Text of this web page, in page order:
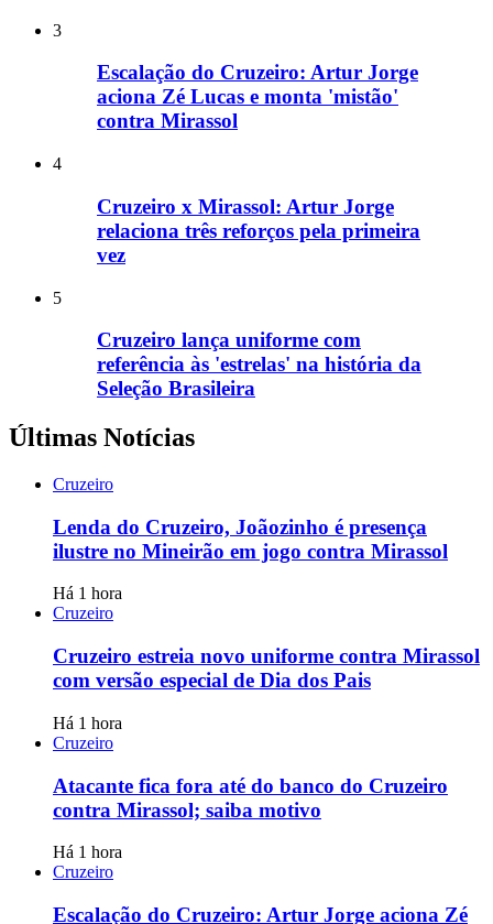
3
Escalação do Cruzeiro: Artur Jorge
aciona Zé Lucas e monta 'mistão'
contra Mirassol
4
Cruzeiro x Mirassol: Artur Jorge
relaciona três reforços pela primeira
vez
5
Cruzeiro lança uniforme com
referência às 'estrelas' na história da
Seleção Brasileira
Últimas Notícias
Cruzeiro
Lenda do Cruzeiro, Joãozinho é presença
ilustre no Mineirão em jogo contra Mirassol
Há 1 hora
Cruzeiro
Cruzeiro estreia novo uniforme contra Mirassol
com versão especial de Dia dos Pais
Há 1 hora
Cruzeiro
Atacante fica fora até do banco do Cruzeiro
contra Mirassol; saiba motivo
Há 1 hora
Cruzeiro
Escalação do Cruzeiro: Artur Jorge aciona Zé